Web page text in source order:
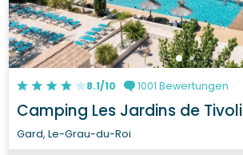
8.1/10 1001 Bewertungen
Camping Les Jardins de Tivoli
Gard, Le-Grau-du-Roi